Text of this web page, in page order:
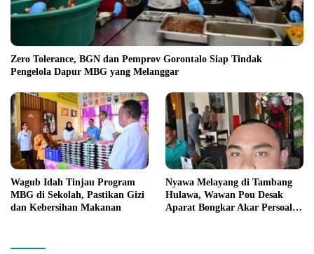
Zero Tolerance, BGN dan Pemprov Gorontalo Siap Tindak
Pengelola Dapur MBG yang Melanggar
Wagub Idah Tinjau Program
MBG di Sekolah, Pastikan Gizi
dan Kebersihan Makanan
Nyawa Melayang di Tambang
Hulawa, Wawan Pou Desak
Aparat Bongkar Akar Persoalan